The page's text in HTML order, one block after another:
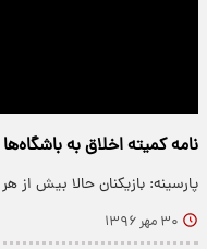
نامه کمیته اخلاق به باشگاه‌ها
پارسینه: بازیکنان حالا بیش از
۳۰ مهر ۱۳۹۶